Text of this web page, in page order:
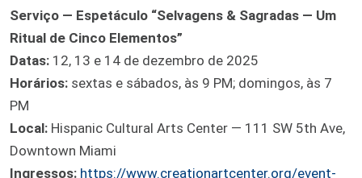
Serviço — Espetáculo “Selvagens & Sagradas — Um
Ritual de Cinco Elementos”
Datas: 12, 13 e 14 de dezembro de 2025
Horários: sextas e sábados, às 9 PM; domingos, às 7
PM
Local: Hispanic Cultural Arts Center — 111 SW 5th Ave,
Downtown Miami
Ingressos: https://www.creationartcenter.org/event-